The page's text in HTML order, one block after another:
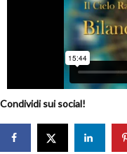
Condividi sui social!